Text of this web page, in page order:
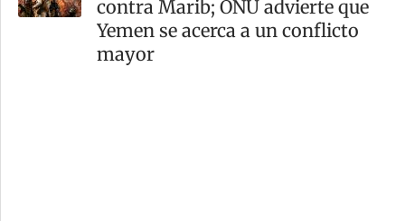
contra Marib; ONU advierte que
Yemen se acerca a un conflicto
mayor